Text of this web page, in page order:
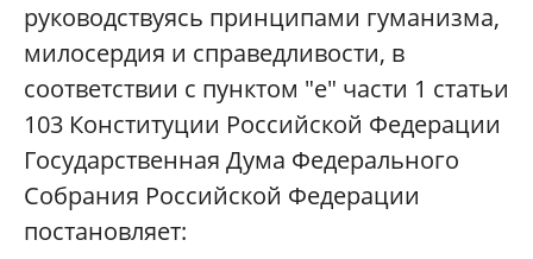
руководствуясь принципами гуманизма,
милосердия и справедливости, в
соответствии с пунктом "е" части 1 статьи
103 Конституции Российской Федерации
Государственная Дума Федерального
Собрания Российской Федерации
постановляет: